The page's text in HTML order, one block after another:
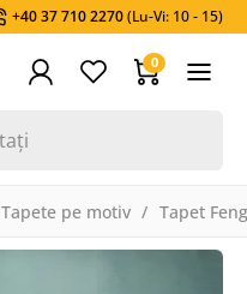
+40 37 710 2270(Lu-Vi: 10 - 15)
0
Tapete pe motiv Tapet